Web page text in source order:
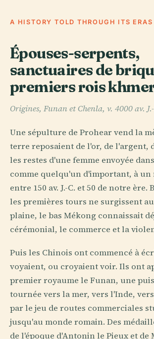
A HISTORY TOLD THROUGH ITS ERAS
Épouses-serpents,
sanctuaires de
premiers rois
Origines, Funan et Chenla, v. 4000 av.
Une sépulture de Prohear vend la
terre reposaient de l'or, de l'argent,
les restes d'une femme envoyée
comme quelqu'un d'important, à un
entre 150 av. J.-C. et 50 de notre ère.
les premières tours ne surgissent
plaine, le bas Mékong connaissait
cérémonial, le commerce et la
Puis les Chinois ont commencé à
voyaient, ou croyaient voir. Ils ont
premier royaume le Funan, une
tournée vers la mer, vers l'Inde,
par le jeu de routes commerciales
jusqu'au monde romain. Des
de l'époque d'Antonin le Pieux et de